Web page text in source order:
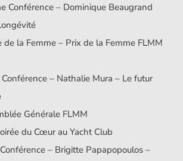
Conférence – Dominique Beaugrand
de la Femme – Prix de la Femme FLMM
– Nathalie Mura – Le futur
Générale FLMM
du Cœur au Yacht Club
– Brigitte Papapopoulos –